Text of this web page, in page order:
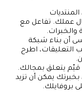
عملك. تفاعل مع
والخبرات.
أن بناء شبكة
التعليقات، اطرح
يتعلق بمجالك.
يمكن أن تزيد
بروفايلك.